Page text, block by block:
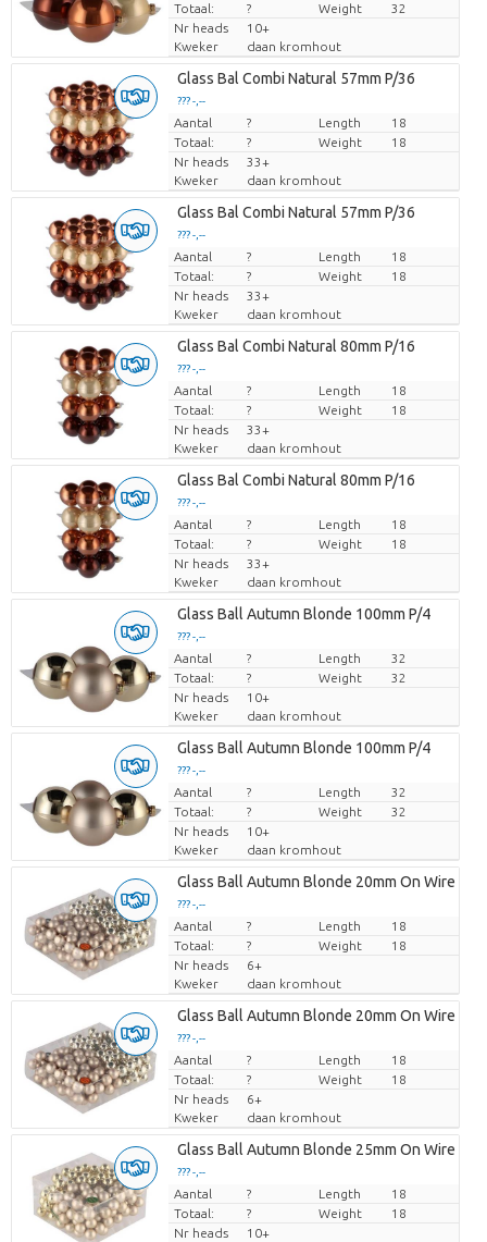
Totaal:
? Weight
32
Nr heads
10+
Kweker
daan kromhout
Glass Bal Combi Natural 57mm P/36
??? -,--
Prijs per stuk
Aantal ? Length
18
Totaal:
? Weight
18
Nr heads
33+
Kweker
daan kromhout
Glass Bal Combi Natural 57mm P/36
??? -,--
Prijs per stuk
Aantal ? Length
18
Totaal:
? Weight
18
Nr heads
33+
Kweker
daan kromhout
Glass Bal Combi Natural 80mm P/16
??? -,--
Prijs per stuk
Aantal ? Length
18
Totaal:
? Weight
18
Nr heads
33+
Kweker
daan kromhout
Glass Bal Combi Natural 80mm P/16
??? -,--
Prijs per stuk
Aantal ? Length
18
Totaal:
? Weight
18
Nr heads
33+
Kweker
daan kromhout
Glass Ball Autumn Blonde 100mm P/4
??? -,--
Prijs per stuk
Aantal ? Length
32
Totaal:
? Weight
32
Nr heads
10+
Kweker
daan kromhout
Glass Ball Autumn Blonde 100mm P/4
??? -,--
Prijs per stuk
Aantal ? Length
32
Totaal:
? Weight
32
Nr heads
10+
Kweker
daan kromhout
Glass Ball Autumn Blonde 20mm On Wire P/
??? -,--
Prijs per stuk
Aantal ? Length
18
Totaal:
? Weight
18
Nr heads
6+
Kweker
daan kromhout
Glass Ball Autumn Blonde 20mm On Wire P/
??? -,--
Prijs per stuk
Aantal ? Length
18
Totaal:
? Weight
18
Nr heads
6+
Kweker
daan kromhout
Glass Ball Autumn Blonde 25mm On Wire P/
??? -,--
Prijs per stuk
Aantal ? Length
18
Totaal:
? Weight
18
Nr heads
10+